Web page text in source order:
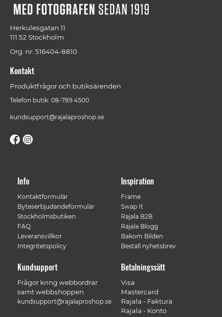
Herkulesgatan 11
111 52 Stockholm
Org. nr: 516404-8810
Kontakt
Produktfrågor och butiksärenden
Telefon butik: 08-789 4500
kundsupport@rajalaproshop.se
Info
Kontaktformulär
Byteserbjudandeformulär
Stockholmsbutiken
FAQ
Leveransvillkor
Integritetspolicy
Inspiration
Frame
Swap It
Rajala B2B
Rajala Blogg
Bakom Bilden
Beställ nyhetsbrev
Betalningssätt
Visa
Mastercard
Rajala - Faktura
Rajala - Konto
Kundsupport
Frågor kring webbordrar
samt webbshoppen.
kundsupport@rajalaproshop.se